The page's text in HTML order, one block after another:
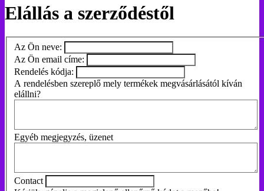
Elállás a szerződéstől
Az Ön neve:
Az Ön email címe:
Rendelés kódja:
A rendelésben szereplő mely termékek megvásárlásától kíván
elállni?
Egyéb megjegyzés, üzenet
Contact